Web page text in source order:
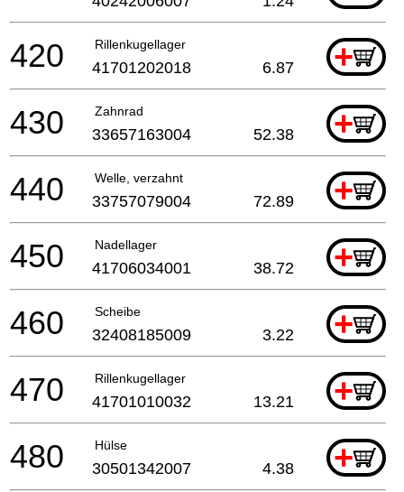
Rillenkugellager +
420 41701202018 6.87
Zahnrad +
430 33657163004 52.38
Welle, verzahnt +
440 33757079004 72.89
Nadellager +
450 41706034001 38.72
Scheibe +
460 32408185009 3.22
Rillenkugellager +
470 41701010032 13.21
Hülse +
480 30501342007 4.38